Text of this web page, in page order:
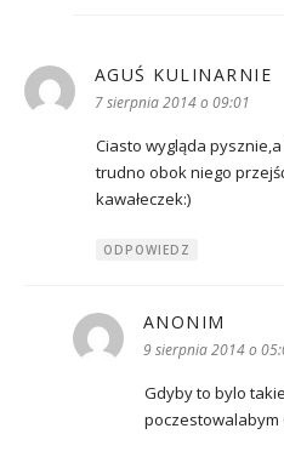
AGUŚ KULINARNIE
7 sierpnia 2014 o 09:01
Ciasto wygląda
trudno obok niego
kawałeczek:)
ODPOWIEDZ
ANONIM
9 sierpnia 2014 o
Gdyby to bylo
poczestowalabym